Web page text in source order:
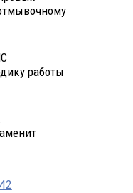
работы